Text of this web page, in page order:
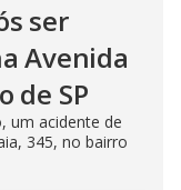
ser
Avenida
de SP
um acidente de
345, no bairro